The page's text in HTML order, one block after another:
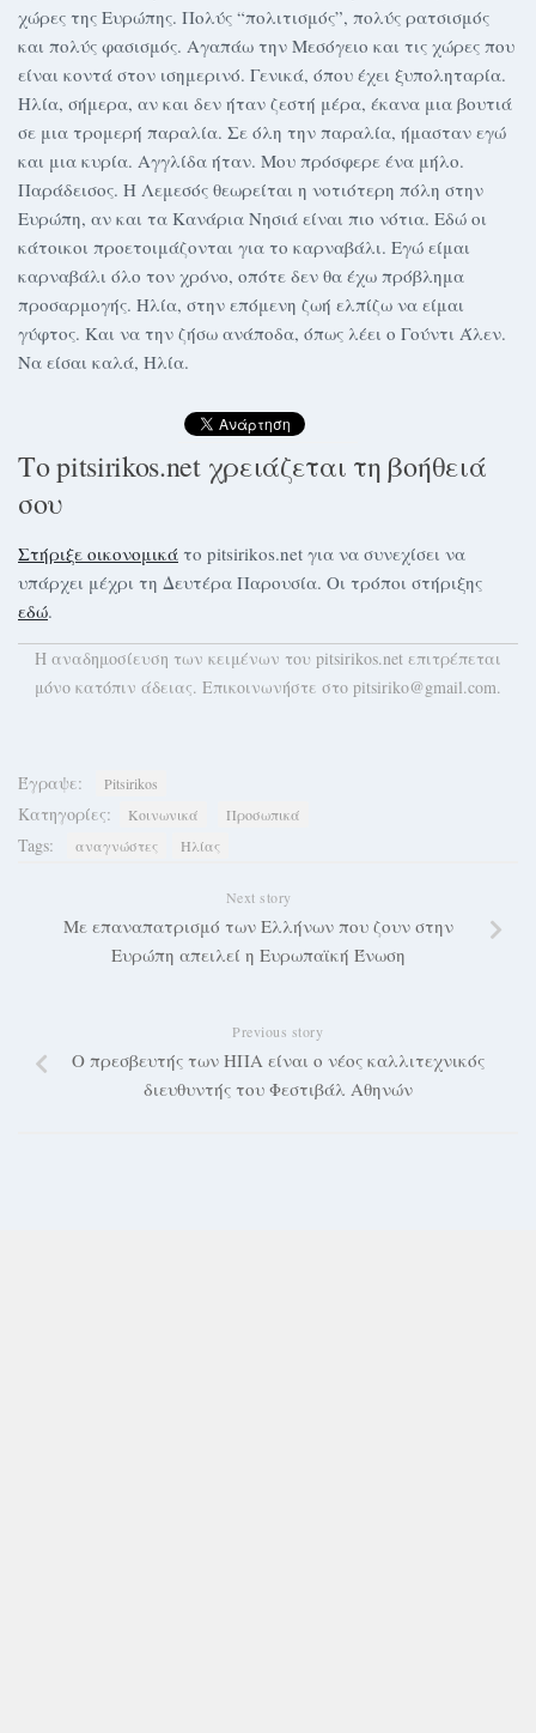
χώρες της Ευρώπης. Πολύς “πολιτισμός”, πολύς ρατσισμός
και πολύς φασισμός. Αγαπάω την Μεσόγειο και τις χώρες που
είναι κοντά στον ισημερινό. Γενικά, όπου έχει ξυποληταρία.
Ηλία, σήμερα, αν και δεν ήταν ζεστή μέρα, έκανα μια βουτιά
σε μια τρομερή παραλία. Σε όλη την παραλία, ήμασταν εγώ
και μια κυρία. Αγγλίδα ήταν. Μου πρόσφερε ένα μήλο.
Παράδεισος. Η Λεμεσός θεωρείται η νοτιότερη πόλη στην
Ευρώπη, αν και τα Κανάρια Νησιά είναι πιο νότια. Εδώ οι
κάτοικοι προετοιμάζονται για το καρναβάλι. Εγώ είμαι
καρναβάλι όλο τον χρόνο, οπότε δεν θα έχω πρόβλημα
προσαρμογής. Ηλία, στην επόμενη ζωή ελπίζω να είμαι
γύφτος. Και να την ζήσω ανάποδα, όπως λέει ο Γούντι Άλεν.
Να είσαι καλά, Ηλία.
Το pitsirikos.net χρειάζεται τη βοήθειά
σου
Στήριξε οικονομικά το pitsirikos.net για να συνεχίσει να
υπάρχει μέχρι τη Δευτέρα Παρουσία. Οι τρόποι στήριξης
εδώ.
H αναδημοσίευση των κειμένων του pitsirikos.net επιτρέπεται
μόνο κατόπιν άδειας. Επικοινωνήστε στο pitsiriko@gmail.com.
Έγραψε: Pitsirikos
Κατηγορίες: Κοινωνικά Προσωπικά
Tags: αναγνώστες Ηλίας
Next story
Με επαναπατρισμό των Ελλήνων που ζουν στην
Ευρώπη απειλεί η Ευρωπαϊκή Ένωση
Previous story
Ο πρεσβευτής των ΗΠΑ είναι ο νέος καλλιτεχνικός
διευθυντής του Φεστιβάλ Αθηνών